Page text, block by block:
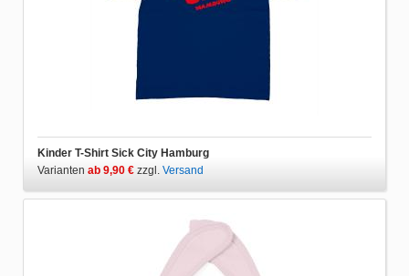
Kinder T-Shirt Sick City Hamburg
Varianten ab 9,90 € zzgl. Versand